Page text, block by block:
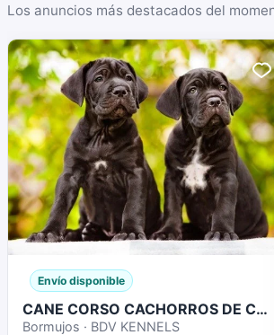
Los anuncios más destacados del
Envío disponible
CANE CORSO CACHORROS DE CALIDAD
Bormujos · BDV KENNELS